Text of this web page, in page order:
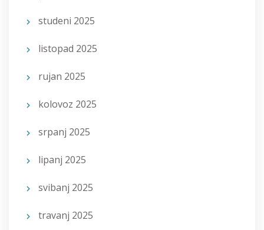
studeni 2025
listopad 2025
rujan 2025
kolovoz 2025
srpanj 2025
lipanj 2025
svibanj 2025
travanj 2025